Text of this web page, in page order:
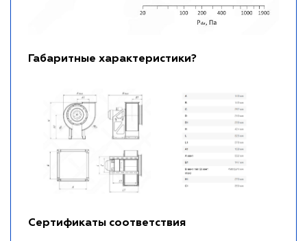
Габаритные характеристики?
Сертификаты соответствия